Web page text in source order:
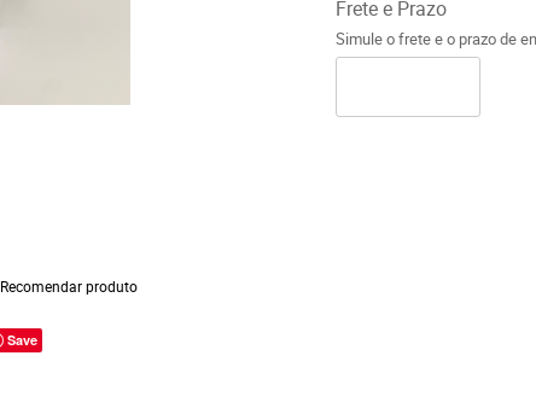
Recomendar produto
Save
Frete e Prazo
Simule o frete e o prazo de